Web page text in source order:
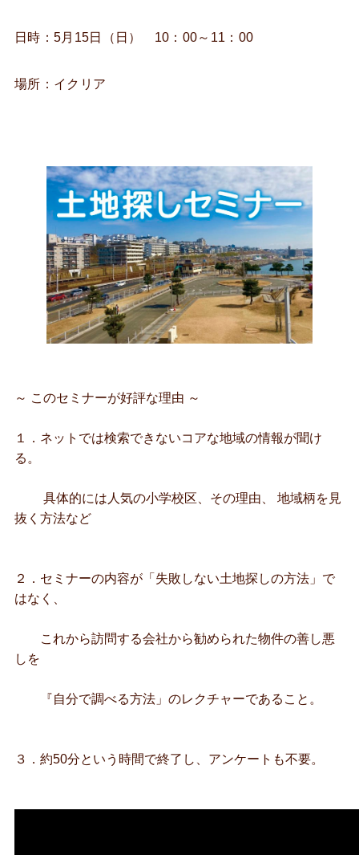
日時：5月15日（日） 10：00～11：00
場所：イクリア
～ このセミナーが好評な理由 ～
１．ネットでは検索できないコアな地域の情報が聞け
る。
具体的には人気の小学校区、その理由、 地域柄を見
抜く方法など
２．セミナーの内容が「失敗しない土地探しの方法」で
はなく、
これから訪問する会社から勧められた物件の善し悪
しを
『自分で調べる方法」のレクチャーであること。
３．約50分という時間で終了し、アンケートも不要。